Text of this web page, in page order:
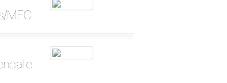
MEC
e